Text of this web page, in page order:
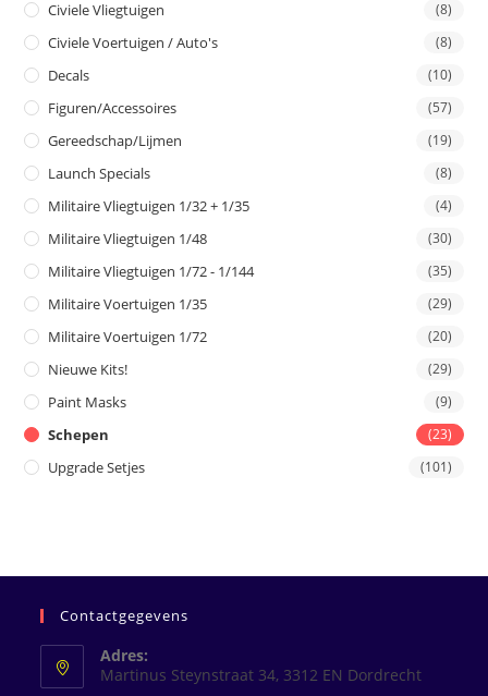
Civiele Vliegtuigen (8)
Civiele Voertuigen / Auto's (8)
Decals (10)
Figuren/Accessoires (57)
Gereedschap/Lijmen (19)
Launch Specials (8)
Militaire Vliegtuigen 1/32 + 1/35 (4)
Militaire Vliegtuigen 1/48 (30)
Militaire Vliegtuigen 1/72 - 1/144 (35)
Militaire Voertuigen 1/35 (29)
Militaire Voertuigen 1/72 (20)
Nieuwe Kits! (29)
Paint Masks (9)
Schepen (23)
Upgrade Setjes (101)
Contactgegevens
Adres:
Martinus Steynstraat 34, 3312 EN Dordrecht